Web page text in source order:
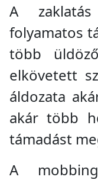
A
folyamatos
több
elkövetett
áldozata
akár több
támadást
A